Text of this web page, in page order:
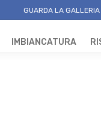
GUARDA LA GALLERIA
IMBIANCATURA